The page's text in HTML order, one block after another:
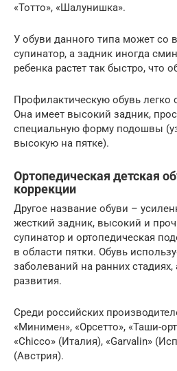
«Тотто», «Шалунишка».
У обуви данного типа может со
супинатор, а задник иногда
ребенка растет так быстро, что
Профилактическую обувь легко
Она имеет высокий задник,
специальную форму подошвы
высокую на пятке).
Ортопедическая детская
коррекции
Другое название обуви –
жесткий задник, высокий и
супинатор и ортопедическая
в области пятки. Обувь
заболеваний на ранних стадиях,
развития.
Среди российских
«Минимен», «Орсетто», «Таши-
«Chicco» (Италия), «Garvalin»
(Австрия).